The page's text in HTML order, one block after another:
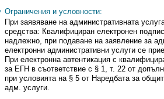
Ограничения и условности:
При заявяване на административната
средства: Квалифициран електронен
надлежно, при подаване на заявление за
електронни административни услуги се
При електронна автентикация с
за ЕГН в съответствие с § 1, т. 22 от
при условията на § 5 от Наредбата за
адм. услуги.